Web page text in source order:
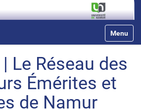
Toggle
Le Réseau des
Émérites et
de Namur